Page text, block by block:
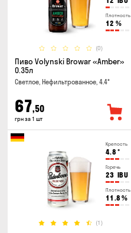
Плотность
12 %
(0)
Пиво Volynski Browar «Amber»
0.35л
Светлое, Нефильтрованное, 4.4°
67,50
грн за 1 шт
Крепость
4.8 °
Горечь
23 IBU
Плотность
11.8 %
(1)